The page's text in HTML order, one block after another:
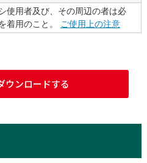
使用者及び、その周辺の者は必
着用のこと。 ご使用上の注意
ウンロードする